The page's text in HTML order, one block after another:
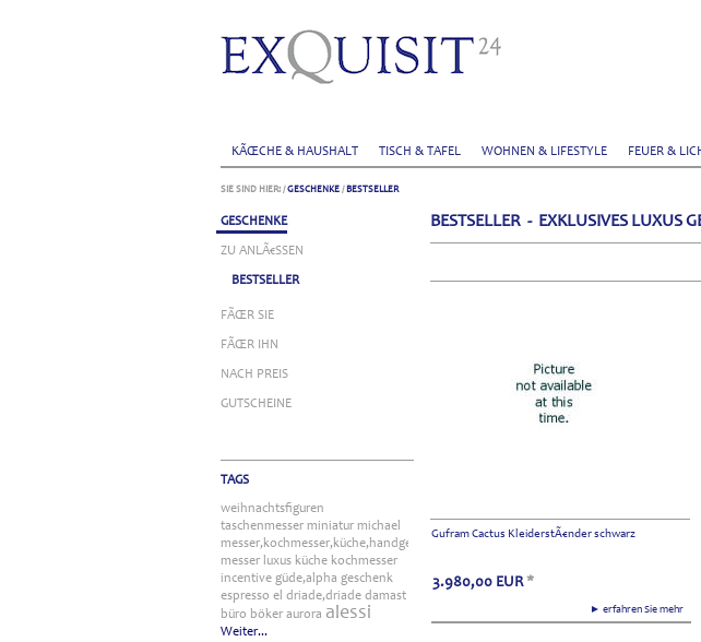
KÃŒCHE & HAUSHALT TISCH & TAFEL WOHNEN & LIFESTYLE FEUER &
SIE SIND HIER: /GESCHENKE / BESTSELLER
GESCHENKE
ZU ANLÃ€SSEN
BESTSELLER
FÃŒR SIE
FÃŒR IHN
NACH PREIS
GUTSCHEINE
TAGS
weihnachtsfiguren
taschenmesser miniatur michael
messer,kochmesser,küche,handgefertigt
messer luxus küche kochmesser
incentive güde,alpha geschenk
espresso el driade,driade damast
büro böker aurora alessi
Weiter...
BESTSELLER - EXKLUSIVES LUXUS
Gufram Cactus KleiderstÃ€nder schwarz
► erfahren Sie mehr
3.980,00 EUR *